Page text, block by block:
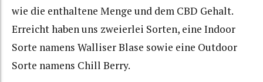
wie die enthaltene Menge und dem CBD Gehalt.
Erreicht haben uns zweierlei Sorten, eine Indoor
Sorte namens Walliser Blase sowie eine Outdoor
Sorte namens Chill Berry.